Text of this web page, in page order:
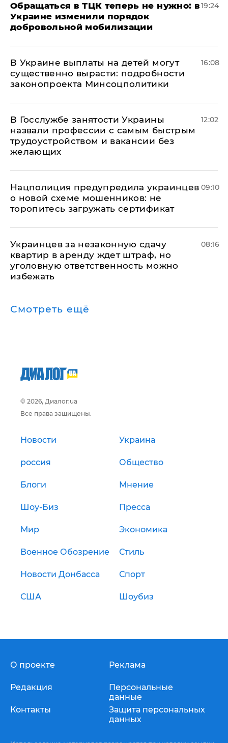
Обращаться в ТЦК теперь не нужно: в
Украине изменили порядок
добровольной мобилизации
19:24
В Украине выплаты на детей могут
существенно вырасти: подробности
законопроекта Минсоцполитики
16:08
В Госслужбе занятости Украины
назвали профессии с самым быстрым
трудоустройством и вакансии без
желающих
12:02
Нацполиция предупредила украинцев
о новой схеме мошенников: не
торопитесь загружать сертификат
09:10
Украинцев за незаконную сдачу
квартир в аренду ждет штраф, но
уголовную ответственность можно
избежать
08:16
Смотреть ещё
© 2026, Диалог.ua
Все права защищены.
Новости Украина
россия Общество
Блоги Мнение
Шоу-Биз Пресса
Мир Экономика
Военное Обозрение Стиль
Новости Донбасса Спорт
США Шоубиз
О проекте
Редакция
Контакты
Реклама
Персональные
данные
Защита персональных
данных